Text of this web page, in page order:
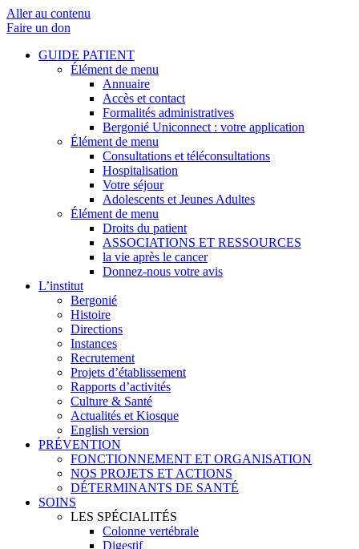
Aller au contenu
Faire un don
GUIDE PATIENT
Élément de menu
Annuaire
Accès et contact
Formalités administratives
Bergonié Uniconnect : votre application
Élément de menu
Consultations et téléconsultations
Hospitalisation
Votre séjour
Adolescents et Jeunes Adultes
Élément de menu
Droits du patient
ASSOCIATIONS ET RESSOURCES
la vie après le cancer
Donnez-nous votre avis
L’institut
Bergonié
Histoire
Directions
Instances
Recrutement
Projets d’établissement
Rapports d’activités
Culture & Santé
Actualités et Kiosque
English version
PRÉVENTION
FONCTIONNEMENT ET ORGANISATION
NOS PROJETS ET ACTIONS
DÉTERMINANTS DE SANTÉ
SOINS
LES SPÉCIALITÉS
Colonne vertébrale
Digestif